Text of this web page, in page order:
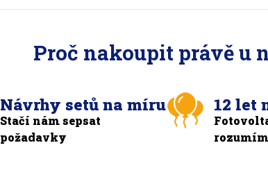
Proč nakoupit právě u
Návrhy setů na míru
Stačí nám sepsat
požadavky
12 let